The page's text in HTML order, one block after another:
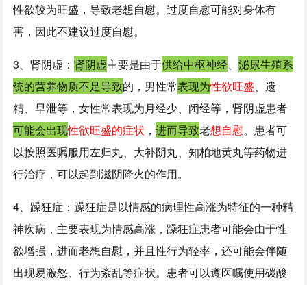
性欲较为旺盛，导致老想自慰。过度自慰可能对身体有
害，因此不建议过度自慰。
3、肾阴虚：肾阴虚主要是由于供给中枢神经、泌尿生殖系
统的营养物质不足导致的，男性常表现为性欲旺盛、遗
精、早泄等，女性常表现为月经少、闭经等，肾阴虚患者
可能会出现性欲旺盛的症状 ，进而导致老想自慰。患者可
以按照医嘱服用左归丸、大补阴丸、知柏地黄丸等药物进
行治疗，可以起到滋阴降火的作用。
4、躁狂症：躁狂症是以情感的病理性高涨为特征的一种精
神疾病，主要表现为情感高涨，躁狂症患者可能会由于性
欲增强，进而老想自慰，并且性行为轻率，还可能会伴随
出现易激怒、行为紊乱等症状。患者可以遵医嘱使用碳酸